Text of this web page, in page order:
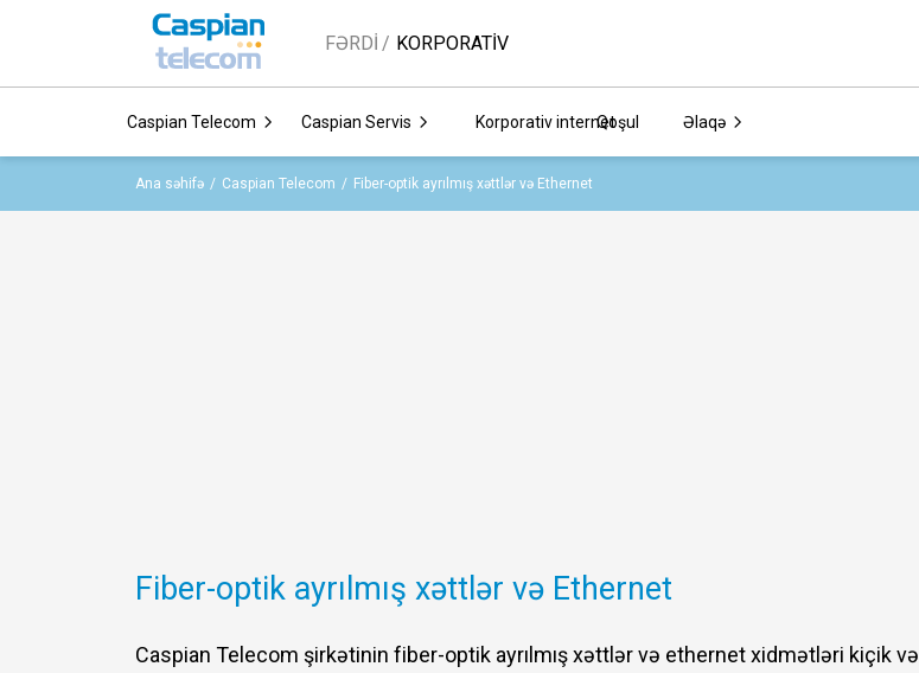
FƏRDI KORPORATİV
Caspian Telecom Caspian Servis Korporativ internetQoşul Əlaqə
Ana səhifə Caspian Telecom Fiber-optik ayrılmış xəttlər və Ethernet
Fiber-optik ayrılmış xəttlər və Ethernet
Caspian Telecom şirkətinin fiber-optik ayrılmış xəttlər və ethernet xidmətləri kiçik və